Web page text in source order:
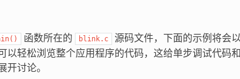
函数所在的 blink.c
源码文件，下面的示例将会
以轻松浏览整个应用程序的代码，这给单步调试代码
开讨论。